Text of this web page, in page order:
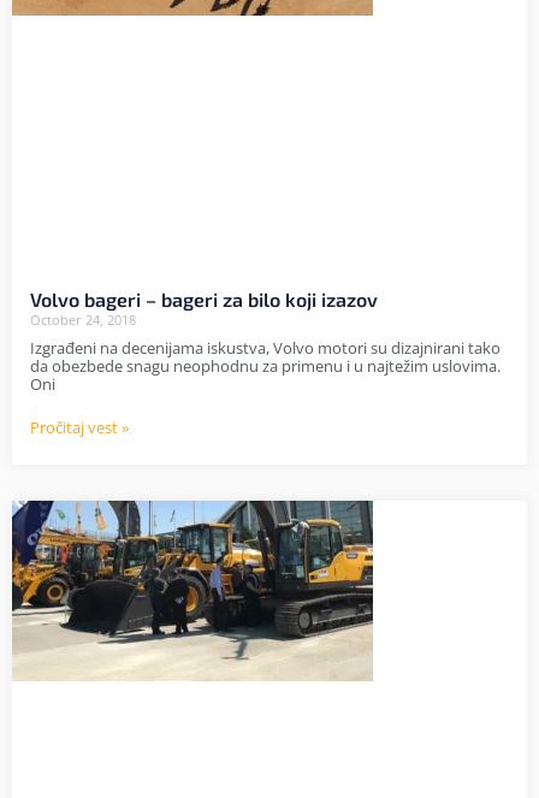
Volvo bageri – bageri za bilo koji izazov
October 24, 2018
Izgrađeni na decenijama iskustva, Volvo motori su dizajnirani tako
da obezbede snagu neophodnu za primenu i u najtežim uslovima.
Oni
Pročitaj vest »